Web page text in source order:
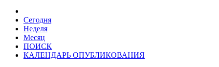
Сегодня
Неделя
Месяц
ПОИСК
КАЛЕНДАРЬ ОПУБЛИКОВАНИЯ